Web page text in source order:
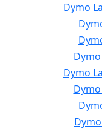
Dymo
Dymo